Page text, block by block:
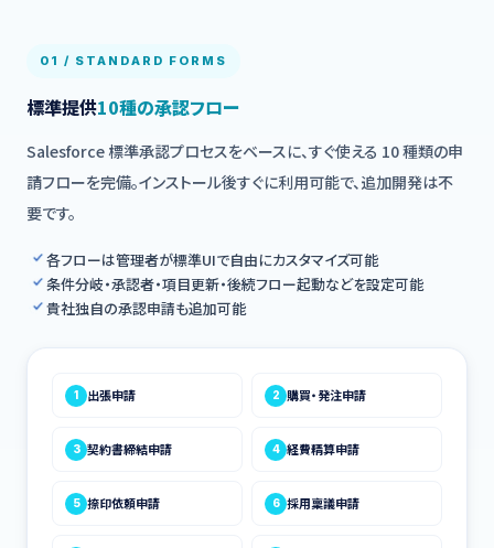
01 / STANDARD FORMS
標準提供10種の承認フロー
Salesforce 標準承認プロセスをベースに、すぐ使える 10 種類の申
請フローを完備。インストール後すぐに利用可能で、追加開発は不
要です。
各フローは管理者が標準UIで自由にカスタマイズ可能
条件分岐・承認者・項目更新・後続フロー起動などを設定可能
貴社独自の承認申請も追加可能
1 出張申請 2 購買・発注申請
3 契約書締結申請 4 経費精算申請
5 捺印依頼申請 6 採用稟議申請